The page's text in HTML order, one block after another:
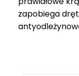
zapobiega